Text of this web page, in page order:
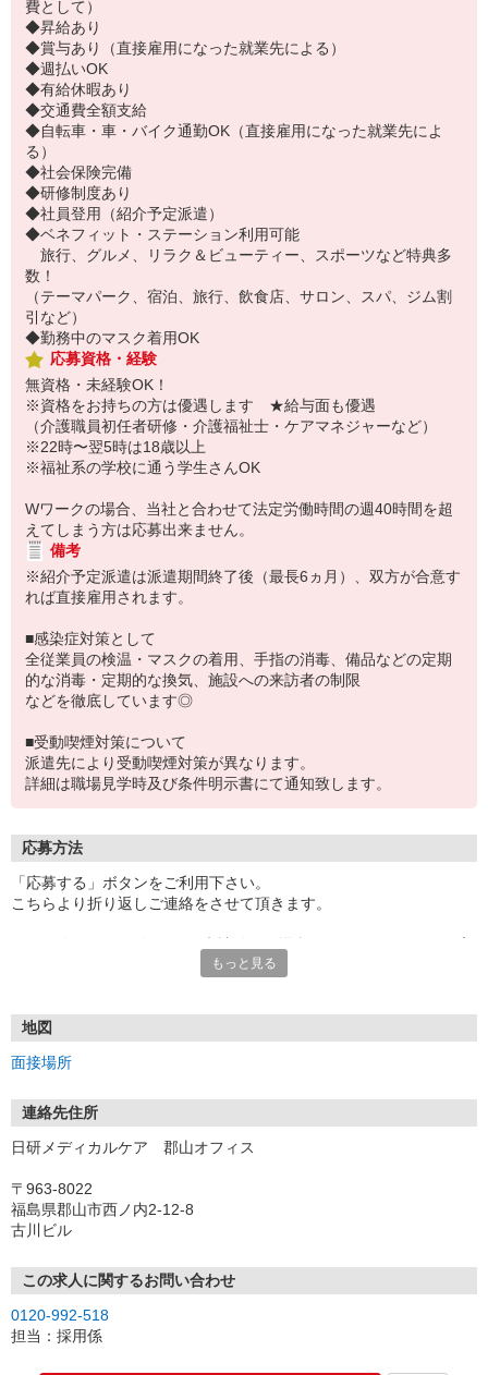
費として）
◆昇給あり
◆賞与あり（直接雇用になった就業先による）
◆週払いOK
◆有給休暇あり
◆交通費全額支給
◆自転車・車・バイク通勤OK（直接雇用になった就業先によ
る）
◆社会保険完備
◆研修制度あり
◆社員登用（紹介予定派遣）
◆ベネフィット・ステーション利用可能
旅行、グルメ、リラク＆ビューティー、スポーツなど特典多
数！
（テーマパーク、宿泊、旅行、飲食店、サロン、スパ、ジム割
引など）
◆勤務中のマスク着用OK
応募資格・経験
無資格・未経験OK！
※資格をお持ちの方は優遇します ★給与面も優遇
（介護職員初任者研修・介護福祉士・ケアマネジャーなど）
※22時〜翌5時は18歳以上
※福祉系の学校に通う学生さんOK
Wワークの場合、当社と合わせて法定労働時間の週40時間を超
えてしまう方は応募出来ません。
備考
※紹介予定派遣は派遣期間終了後（最長6ヵ月）、双方が合意す
れば直接雇用されます。
■感染症対策として
全従業員の検温・マスクの着用、手指の消毒、備品などの定期
的な消毒・定期的な換気、施設への来訪者の制限
などを徹底しています◎
■受動喫煙対策について
派遣先により受動喫煙対策が異なります。
詳細は職場見学時及び条件明示書にて通知致します。
応募方法
「応募する」ボタンをご利用下さい。
こちらより折り返しご連絡をさせて頂きます。
もっと見る
地図
面接場所
連絡先住所
日研メディカルケア 郡山オフィス
〒963-8022
福島県郡山市西ノ内2-12-8
古川ビル
この求人に関するお問い合わせ
0120-992-518
担当：採用係